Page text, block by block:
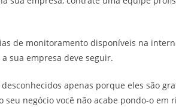
de monitoramento disponíveis na
sua empresa deve seguir.
apenas porque eles são
negócio você não acabe pondo-o em